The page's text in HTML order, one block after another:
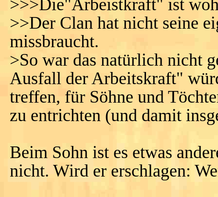
>>>Die"Arbeistkraft" ist
>>Der Clan hat nicht seine
missbraucht.
>So war das natürlich nicht
Ausfall der Arbeitskraft"
treffen, für Söhne und
zu entrichten (und damit
Beim Sohn ist es etwas
nicht. Wird er erschlagen: